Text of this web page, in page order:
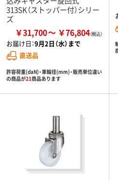
313SK（ストッパー付）シリー
ズ
￥31,700 ￥76,804
お届け日：9月2日（水）まで
直送品
許容荷重(daN)・車輪径(mm)・販売単位違い
の商品が21商品あります